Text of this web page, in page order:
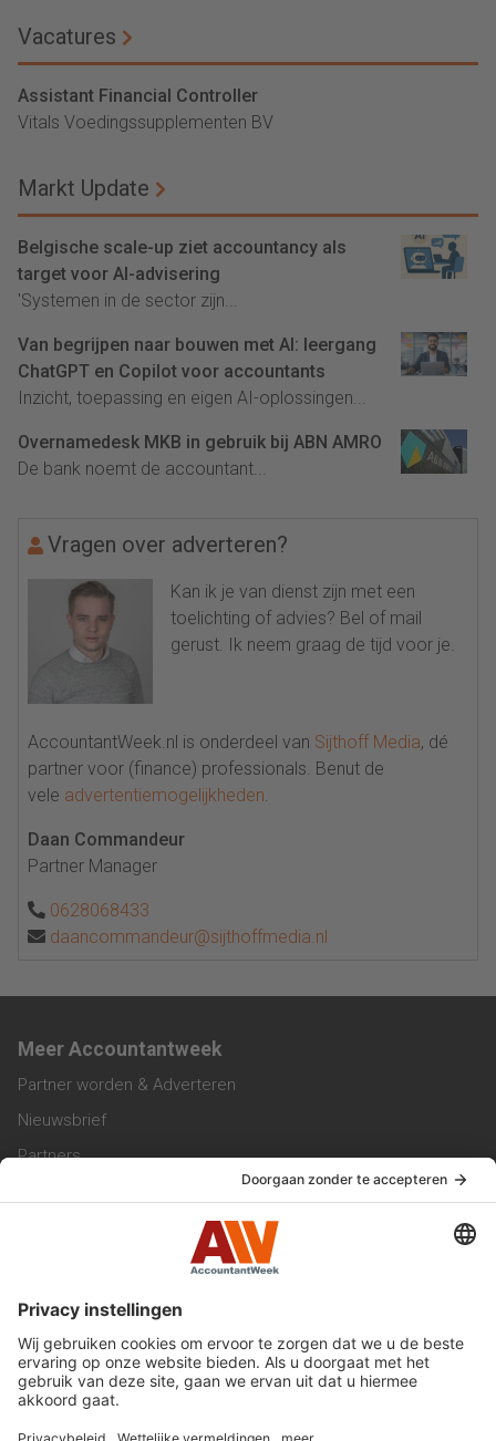
Vacatures
Assistant Financial Controller
Vitals Voedingssupplementen BV
Markt Update
Belgische scale-up ziet accountancy als
target voor AI-advisering
'Systemen in de sector zijn...
Van begrijpen naar bouwen met AI: leergang
ChatGPT en Copilot voor accountants
Inzicht, toepassing en eigen AI-oplossingen...
Overnamedesk MKB in gebruik bij ABN AMRO
De bank noemt de accountant...
Vragen over adverteren?
Kan ik je van dienst zijn met een
toelichting of advies? Bel of mail
gerust. Ik neem graag de tijd voor je.
AccountantWeek.nl is onderdeel van Sijthoff Media, dé
partner voor (finance) professionals. Benut de
vele advertentiemogelijkheden.
Daan Commandeur
Partner Manager
0628068433
daancommandeur@sijthoffmedia.nl
Meer Accountantweek
Partner worden & Adverteren
Nieuwsbrief
Partners
Werken bij ons
Privacy Statement
Algemene Voorwaarden